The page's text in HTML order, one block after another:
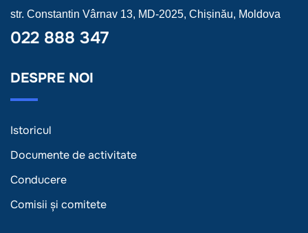
str. Constantin Vârnav 13, MD-2025, Chișinău, Moldova
022 888 347
DESPRE NOI
Istoricul
Documente de activitate
Conducere
Comisii și comitete